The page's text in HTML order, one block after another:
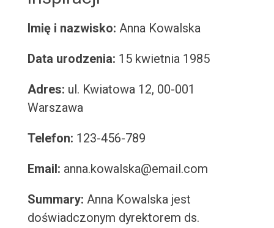
Imię i nazwisko: Anna Kowalska
Data urodzenia: 15 kwietnia 1985
Adres: ul. Kwiatowa 12, 00-001
Warszawa
Telefon: 123-456-789
Email: anna.kowalska@email.com
Summary: Anna Kowalska jest
doświadczonym dyrektorem ds.